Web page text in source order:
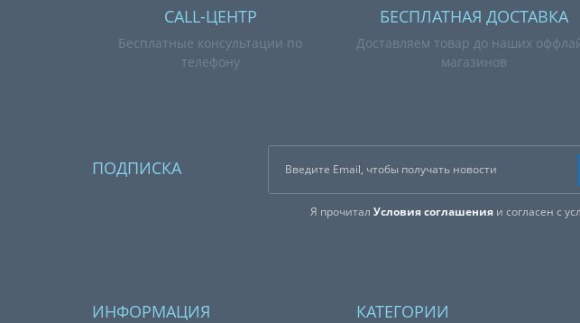
CALL-ЦЕНТР
Бесплатные консультации по
телефону
БЕСПЛАТНАЯ ДОСТАВКА
Доставляем товар до наших
магазинов
ПОДПИСКА
Я прочиталУсловия соглашения и согласен с
ИНФОРМАЦИЯ КАТЕГОРИИ